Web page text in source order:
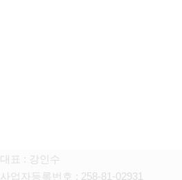
대표 : 강인수
사업자등록번호 : 258-81-02931